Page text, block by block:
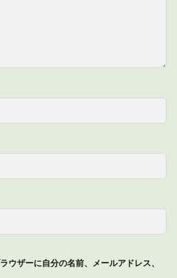
ウザーに自分の名前、メールアドレス、